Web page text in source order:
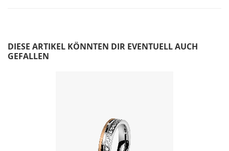
DIESE ARTIKEL KÖNNTEN DIR EVENTUELL AUCH
GEFALLEN